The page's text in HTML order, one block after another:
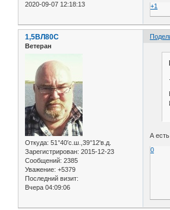
2020-09-07 12:18:13
+1
1,5ВЛ80С
Ветеран
Откуда: 51°40′с.ш.,39°12'в.д.
Зарегистрирован: 2015-12-23
Сообщений: 2385
Уважение: +5379
Последний визит:
Вчера 04:09:06
А
0